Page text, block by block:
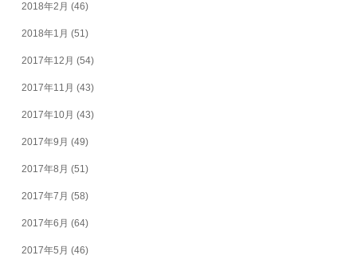
2018年2月 (46)
2018年1月 (51)
2017年12月 (54)
2017年11月 (43)
2017年10月 (43)
2017年9月 (49)
2017年8月 (51)
2017年7月 (58)
2017年6月 (64)
2017年5月 (46)